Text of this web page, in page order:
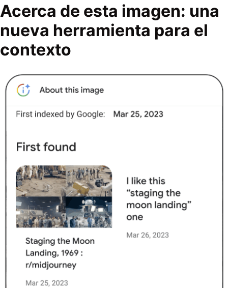
Acerca de esta imagen: una
nueva herramienta para el
contexto